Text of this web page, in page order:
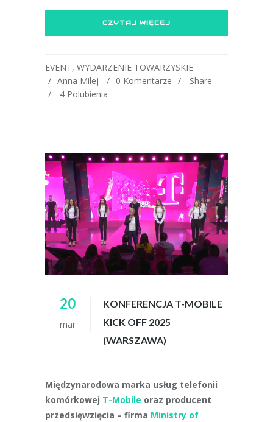
CZYTAJ WIĘCEJ
EVENT, WYDARZENIE TOWARZYSKIE
Anna Milej
0 Komentarze
Share
4 Polubienia
20
mar
KONFERENCJA T-MOBILE
KICK OFF 2025
(WARSZAWA)
Międzynarodowa marka usług telefonii
komórkowej T-Mobile oraz producent
przedsięwzięcia – firma Ministry of